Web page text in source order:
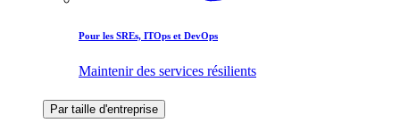
Pour les SREs, ITOps et DevOps
Maintenir des services résilients
Par taille d'entreprise